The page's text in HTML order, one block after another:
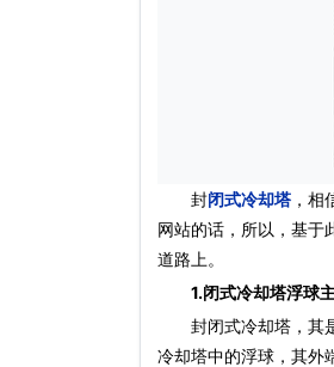
封闭式冷却塔 ，
网站的话，所以，基于
道路上。
1.闭式冷却塔浮球
封闭式冷却塔，其是
冷却塔中的浮球，其外